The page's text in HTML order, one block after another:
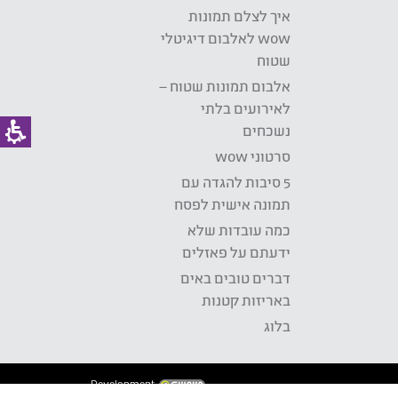
איך לצלם תמונות
wow לאלבום דיגיטלי
שטוח
אלבום תמונות שטוח –
לאירועים בלתי
נשכחים
סרטוני wow
5 סיבות להגדה עם
תמונה אישית לפסח
כמה עובדות שלא
ידעתם על פאזלים
דברים טובים באים
באריזות קטנות
בלוג
Development: